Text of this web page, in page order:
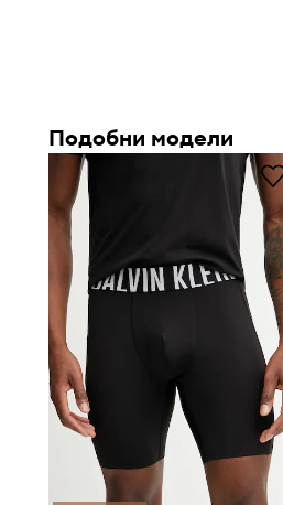
Стандартната кройка
ключово по време на
Еластичен колан на
индивидуално прилягане
Изработени от
на сухота
Практични странични
съхранение на дребни
Вшит клин в областта на
по време на интензивни
Подобни модели